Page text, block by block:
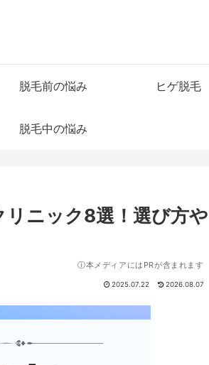
脱毛前の悩み ヒゲ脱毛
脱毛中の悩み
ニック8選！選び方や
ⓘ本メディアにはPRが含まれます
2025.07.22 2026.08.07